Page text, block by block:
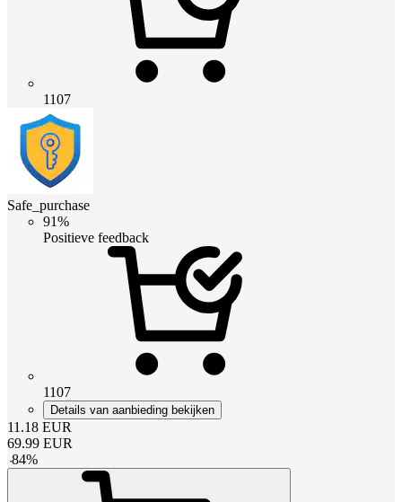
1107
Safe_purchase
91%
Positieve feedback
1107
Details van aanbieding bekijken
11.18 EUR
69.99 EUR
-84%